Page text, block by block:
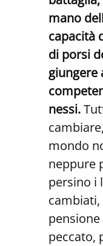
mano
capacità
di porsi
giungere
nessi.
mondo
neppure
persino i
peccato,